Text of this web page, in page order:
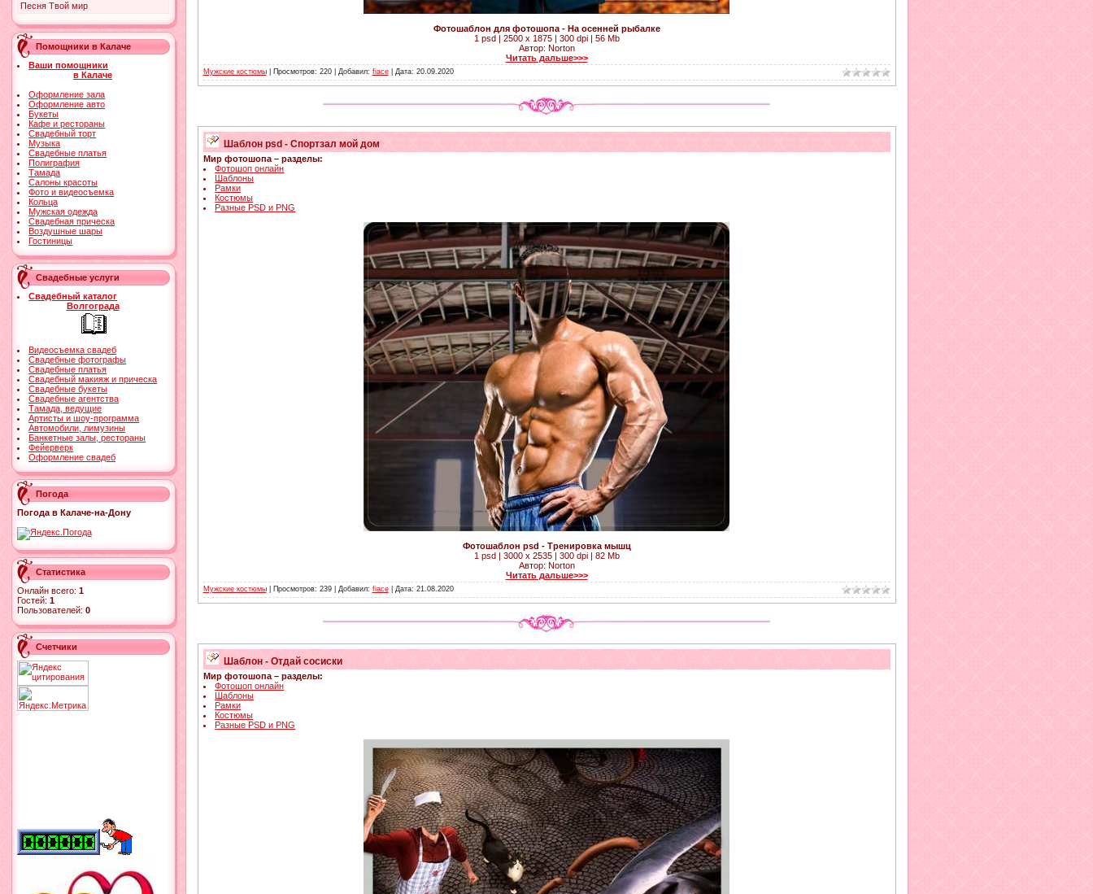
Песня Твой мир
Помощники в Калаче
Ваши помощники
в Калаче
Оформление зала
Оформление авто
Букеты
Кафе и рестораны
Свадебный торт
Музыка
Свадебные платья
Полиграфия
Тамада
Салоны красоты
Фото и видеосъемка
Кольца
Мужская одежда
Свадебная прическа
Воздушные шары
Гостиницы
Свадебные услуги
Свадебный каталог
Волгограда
Видеосъемка свадеб
Свадебные фотографы
Свадебные платья
Свадебный макияж и прическа
Свадебные букеты
Свадебные агентства
Тамада, ведущие
Артисты и шоу-программа
Автомобили, лимузины
Банкетные залы, рестораны
Фейерверк
Оформление свадеб
Погода
Погода в Калаче-на-Дону
Статистика
Онлайн всего: 1
Гостей: 1
Пользователей: 0
Счетчики
Фотошаблон для фотошопа - На осенней рыбалке
1 psd | 2500 x 1875 | 300 dpi | 56 Mb
Автор: Norton
Читать дальше>>>
Мужские костюмы| Просмотров: 220 | Добавил: fiace| Дата: 20.09.2020
Шаблон psd - Спортзал мой дом
Мир фотошопа – разделы:
Фотошоп онлайн
Шаблоны
Рамки
Костюмы
Разные PSD и PNG
Фотошаблон psd - Тренировка мышц
1 psd | 3000 x 2535 | 300 dpi | 82 Mb
Автор: Norton
Читать дальше>>>
Мужские костюмы| Просмотров: 239 | Добавил: fiace| Дата: 21.08.2020
Шаблон - Отдай сосиски
Мир фотошопа – разделы:
Фотошоп онлайн
Шаблоны
Рамки
Костюмы
Разные PSD и PNG